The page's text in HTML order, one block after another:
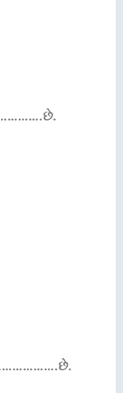
છે.
છે.